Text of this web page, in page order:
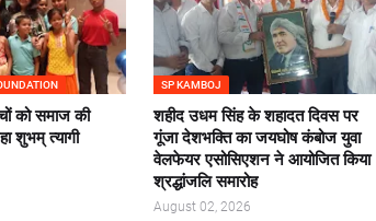
को समाज की
शुभम् त्यागी
SP KAMBOJ
शहीद उधम सिंह के शहादत दिवस पर
गूंजा देशभक्ति का जयघोष कंबोज युवा
वेलफेयर एसोसिएशन ने आयोजित किया
श्रद्धांजलि समारोह
August 02, 2026